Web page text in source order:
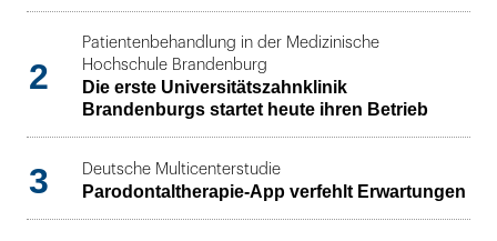
2
Patientenbehandlung in der Medizinische
Hochschule Brandenburg
Die erste Universitätszahnklinik
Brandenburgs startet heute ihren Betrieb
3 Deutsche Multicenterstudie
Parodontaltherapie-App verfehlt Erwartungen